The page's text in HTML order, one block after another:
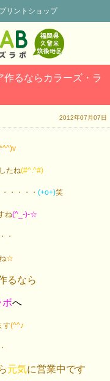
リントショップ
るならカラーズ・ラ
2012年07月07日
たね(#^.^#)
・・・・ (+o+)笑
ね(^_-)-☆
・
☆
るなら
ボへ
す(^^♪
元気に営業中です